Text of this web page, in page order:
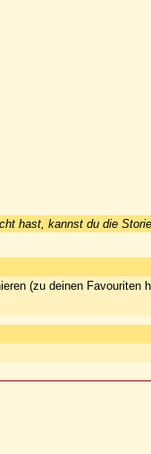
hast, kannst du die
(zu deinen Favouriten